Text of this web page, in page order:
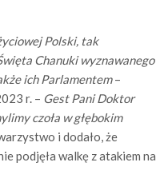
Polski, tak
Chanuki wyznawanego
ich Parlamentem–
r. – Gest Pani Doktor
czoła w głębokim
i dodało, że
podjęła walkę z atakiem na